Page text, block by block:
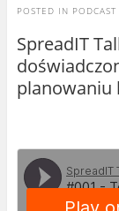
POSTED IN PODCAST
SpreadIT
planowaniu